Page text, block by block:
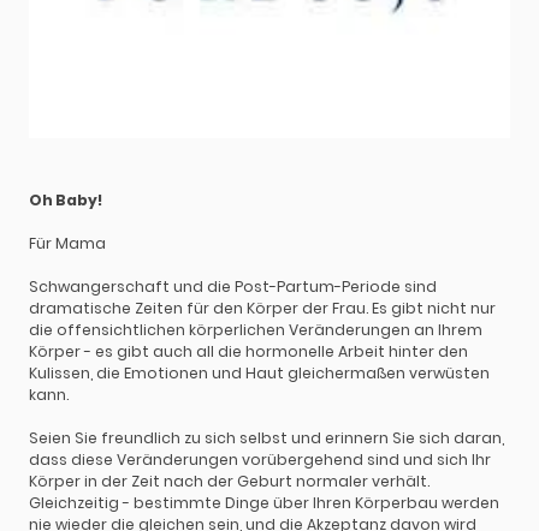
Oh Baby!
Für Mama
Schwangerschaft und die Post-Partum-Periode sind
dramatische Zeiten für den Körper der Frau. Es gibt nicht nur
die offensichtlichen körperlichen Veränderungen an Ihrem
Körper - es gibt auch all die hormonelle Arbeit hinter den
Kulissen, die Emotionen und Haut gleichermaßen verwüsten
kann.
Seien Sie freundlich zu sich selbst und erinnern Sie sich daran,
dass diese Veränderungen vorübergehend sind und sich Ihr
Körper in der Zeit nach der Geburt normaler verhält.
Gleichzeitig - bestimmte Dinge über Ihren Körperbau werden
nie wieder die gleichen sein, und die Akzeptanz davon wird